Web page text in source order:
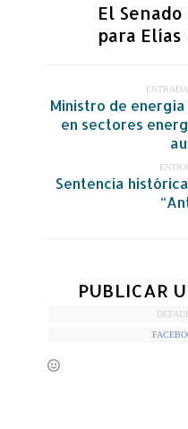
El
para Elías
Ministro de
en sectores
Sentencia
PUBLICAR